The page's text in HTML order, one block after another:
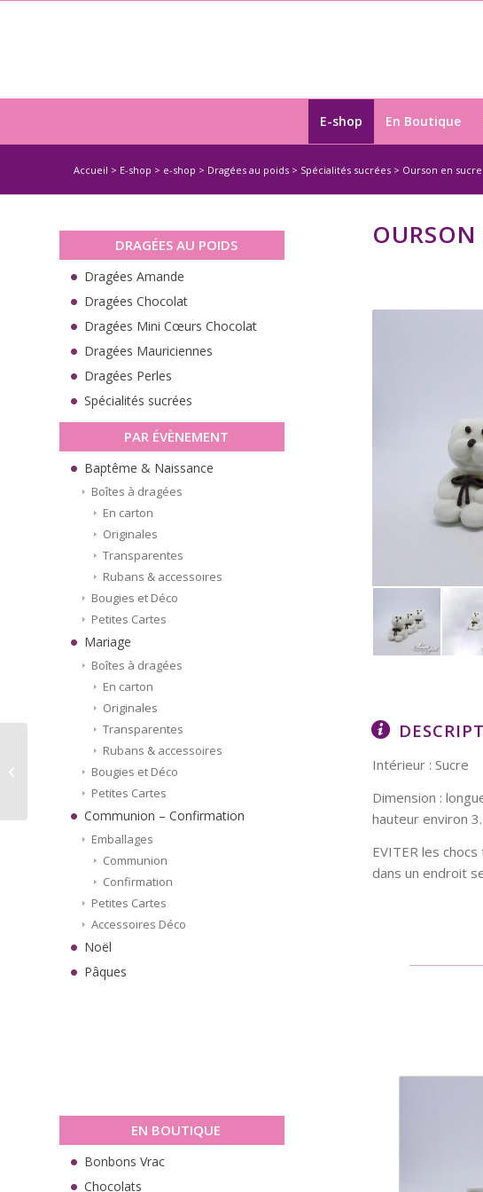
E-shop En Boutique
Accueil > E-shop > e-shop > Dragées au poids> Spécialités sucrées> Ourson en
Intérieur : Sucre
Dimension :
hauteur environ
EVITER les
dans un endroit
DRAGÉES AU POIDS
Dragées Amande
Dragées Chocolat
Dragées Mini Cœurs Chocolat
Dragées Mauriciennes
Dragées Perles
Spécialités sucrées
PAR ÉVÈNEMENT
Baptême & Naissance
Boîtes à dragées
En carton
Originales
Transparentes
Rubans & accessoires
Bougies et Déco
Petites Cartes
Mariage
Boîtes à dragées
En carton
Originales
Transparentes
Rubans & accessoires
Bougies et Déco
Petites Cartes
Communion – Confirmation
Emballages
Communion
Confirmation
Petites Cartes
Accessoires Déco
Noël
Pâques
EN BOUTIQUE
Bonbons Vrac
Chocolats
Dragées Mini Cœur
Mix Chocolat – Rouge
& Rose (200g)